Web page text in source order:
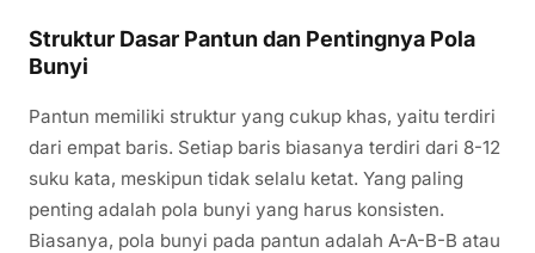
Struktur Dasar Pantun dan Pentingnya Pola
Bunyi
Pantun memiliki struktur yang cukup khas, yaitu terdiri
dari empat baris. Setiap baris biasanya terdiri dari 8-12
suku kata, meskipun tidak selalu ketat. Yang paling
penting adalah pola bunyi yang harus konsisten.
Biasanya, pola bunyi pada pantun adalah A-A-B-B atau